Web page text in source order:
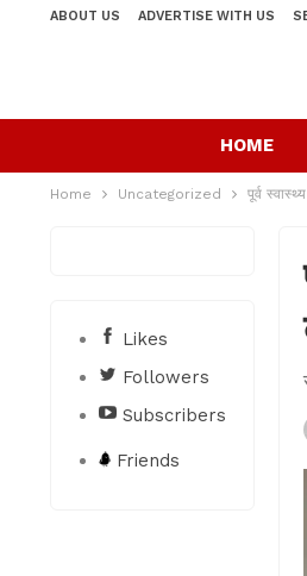
ABOUT US ADVERTISE WITH US
HOME
Home Uncategorized पूर्व
Likes
Followers
Subscribers
Friends